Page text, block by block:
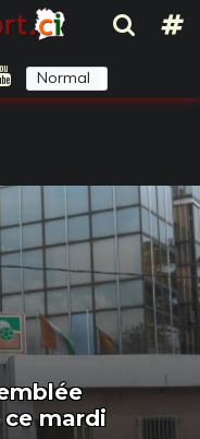
Normal
ce mardi